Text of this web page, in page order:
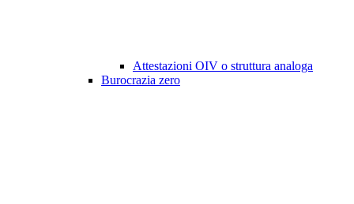
Attestazioni OIV o struttura analoga
Burocrazia zero